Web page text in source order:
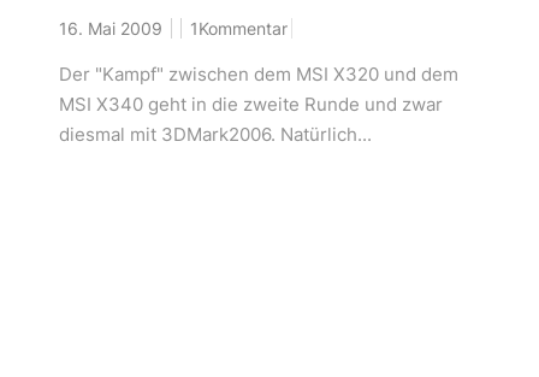
16. Mai 2009 1Kommentar
Der "Kampf" zwischen dem MSI X320 und dem
MSI X340 geht in die zweite Runde und zwar
diesmal mit 3DMark2006. Natürlich...